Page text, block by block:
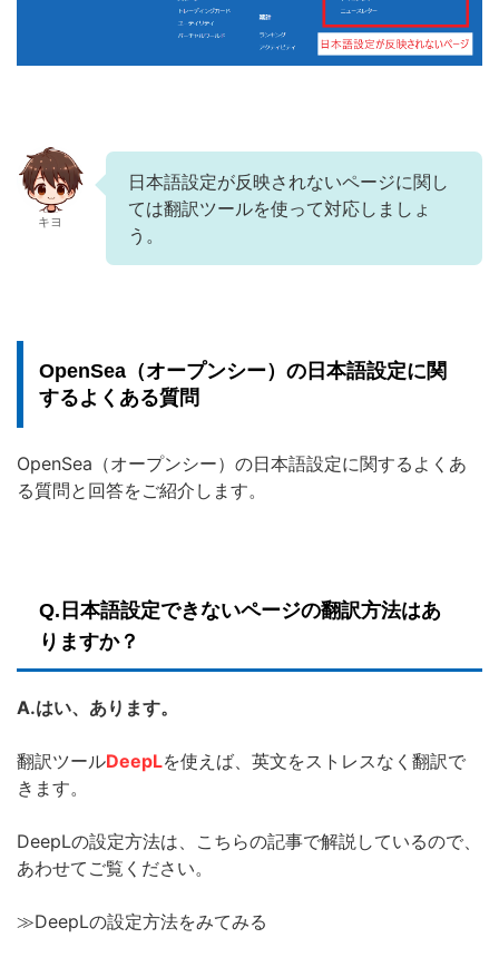
キヨ
日本語設定が反映されないページに関し
ては翻訳ツールを使って対応しましょ
う。
OpenSea（オープンシー）の日本語設定に関
するよくある質問
OpenSea（オープンシー）の日本語設定に関するよくあ
る質問と回答をご紹介します。
Q.日本語設定できないページの翻訳方法はあ
りますか？
A.はい、あります。
翻訳ツールDeepLを使えば、英文をストレスなく翻訳で
きます。
DeepLの設定方法は、こちらの記事で解説しているので、
あわせてご覧ください。
≫DeepLの設定方法をみてみる